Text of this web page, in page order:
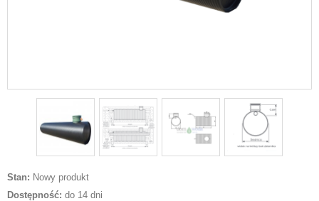
Stan: Nowy produkt
Dostępność: do 14 dni